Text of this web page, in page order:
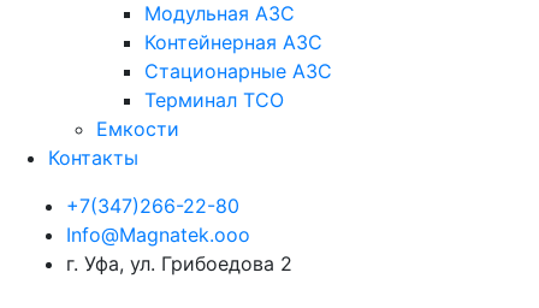
Модульная АЗС
Контейнерная АЗС
Стационарные АЗС
Терминал ТСО
Емкости
Контакты
+7(347)266-22-80
Info@Magnatek.ooo
г. Уфа, ул. Грибоедова 2